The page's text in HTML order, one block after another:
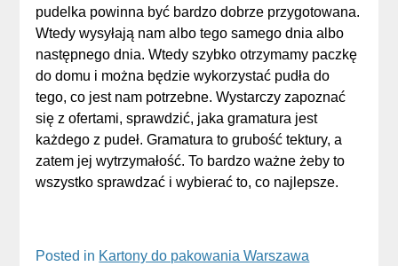
pudelka powinna być bardzo dobrze przygotowana.
Wtedy wysyłają nam albo tego samego dnia albo
następnego dnia. Wtedy szybko otrzymamy paczkę
do domu i można będzie wykorzystać pudła do
tego, co jest nam potrzebne. Wystarczy zapoznać
się z ofertami, sprawdzić, jaka gramatura jest
każdego z pudeł. Gramatura to grubość tektury, a
zatem jej wytrzymałość. To bardzo ważne żeby to
wszystko sprawdzać i wybierać to, co najlepsze.
Posted in Kartony do pakowania Warszawa